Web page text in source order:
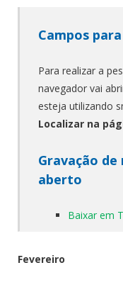
Campos
Para realizar a
navegador vai
esteja utilizando
Localizar na
Gravação
aberto
Baixar em
Fevereiro